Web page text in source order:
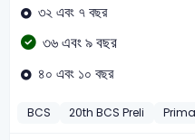
৩২ এবং ৭ বছর
৩৬ এবং ৯ বছর
৪০ এবং ১০ বছর
BCS 20th BCS Preli